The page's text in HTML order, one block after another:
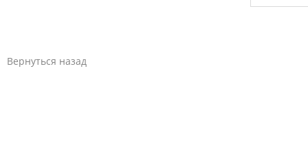
Вернуться назад